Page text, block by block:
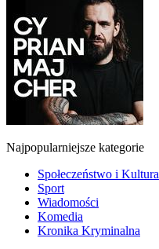
Najpopularniejsze kategorie
Społeczeństwo i Kultura
Sport
Wiadomości
Komedia
Kronika Kryminalna